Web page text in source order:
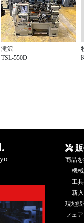
滝沢
TSL-550D
販
商品
機械
工具
新
現地
フェ